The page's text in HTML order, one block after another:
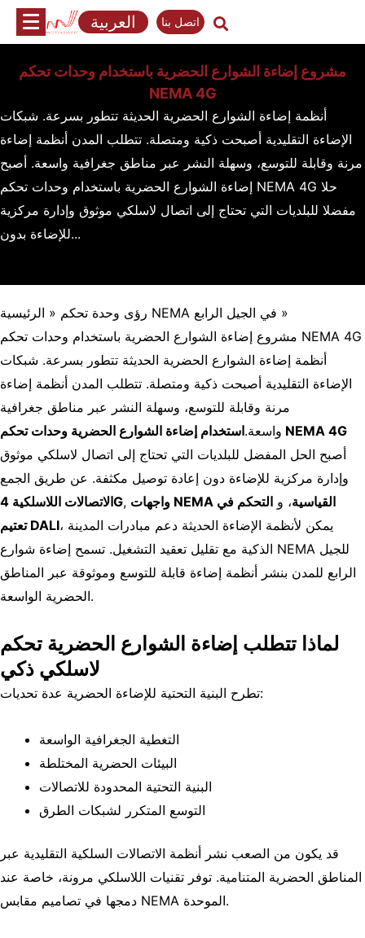
تخطي
العربية اتصل بنا
مشروع إضاءة الشوارع الحضرية باستخدام وحدات تحكم
NEMA 4G
أنظمة إضاءة الشوارع الحضرية الحديثة تتطور بسرعة. شبكات
الإضاءة التقليدية أصبحت ذكية ومتصلة. تتطلب المدن أنظمة إضاءة
مرنة وقابلة للتوسع، وسهلة النشر عبر مناطق جغرافية واسعة. أصبح
إضاءة الشوارع الحضرية باستخدام وحدات تحكم NEMA 4G حلا
مفضلا للبلديات التي تحتاج إلى اتصال لاسلكي موثوق وإدارة مركزية
للإضاءة بدون...
الرئيسية » رؤى وحدة تحكم NEMA في الجيل الرابع »
مشروع إضاءة الشوارع الحضرية باستخدام وحدات تحكم NEMA 4G
أنظمة إضاءة الشوارع الحضرية الحديثة تتطور بسرعة. شبكات
الإضاءة التقليدية أصبحت ذكية ومتصلة. تتطلب المدن أنظمة إضاءة
مرنة وقابلة للتوسع، وسهلة النشر عبر مناطق جغرافية
واسعة.استخدام إضاءة الشوارع الحضرية
وحدات تحكم NEMA 4G
أصبح الحل المفضل للبلديات التي تحتاج إلى اتصال لاسلكي موثوق
وإدارة مركزية للإضاءة دون إعادة توصيل مكثفة. عن طريق الجمع
الاتصالات اللاسلكية 4G, واجهات NEMA القياسية، و التحكم في
تعتيم DALI، يمكن لأنظمة الإضاءة الحديثة دعم مبادرات المدينة
الذكية مع تقليل تعقيد التشغيل. تسمح إضاءة شوارع NEMA للجيل
الرابع للمدن بنشر أنظمة إضاءة قابلة للتوسع وموثوقة عبر المناطق
الحضرية الواسعة.
لماذا تتطلب إضاءة الشوارع الحضرية تحكم
لاسلكي ذكي
تطرح البنية التحتية للإضاءة الحضرية عدة تحديات:
التغطية الجغرافية الواسعة
البيئات الحضرية المختلطة
البنية التحتية المحدودة للاتصالات
التوسع المتكرر لشبكات الطرق
قد يكون من الصعب نشر أنظمة الاتصالات السلكية التقليدية عبر
المناطق الحضرية المتنامية. توفر تقنيات اللاسلكي مرونة، خاصة عند
دمجها في تصاميم مقابس NEMA الموحدة.